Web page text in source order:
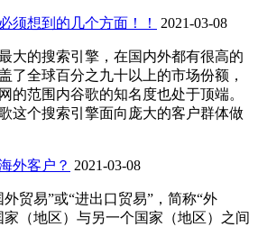
须想到的几个方面！！ 2021-03-08
大的搜索引擎，在国内外都有很高的
了全球百分之九十以上的市场份额，
的范围内谷歌的知名度也处于顶端。
这个搜索引擎面向庞大的客户群体做
外客户？ 2021-03-08
贸易”或“进出口贸易”，简称“外
家（地区）与另一个国家（地区）之间